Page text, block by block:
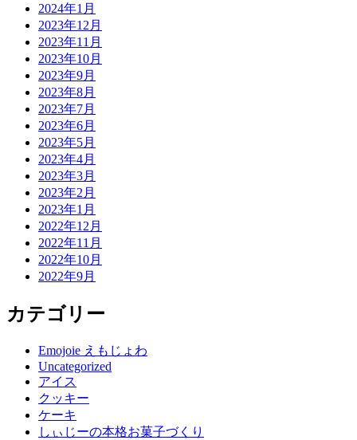
2024年1月
2023年12月
2023年11月
2023年10月
2023年9月
2023年8月
2023年7月
2023年6月
2023年5月
2023年4月
2023年3月
2023年2月
2023年1月
2022年12月
2022年11月
2022年10月
2022年9月
カテゴリー
Emojoie えもじょわ
Uncategorized
アイス
クッキー
ケーキ
しぃじーの本格お菓子づくり